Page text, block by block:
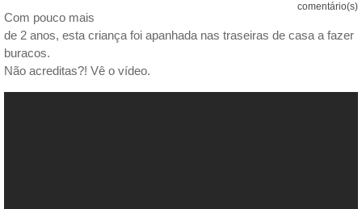
comentário(s)
Com pouco mais
de 2 anos, esta criança foi apanhada nas traseiras de casa a fazer
buracos.
Não acreditas?! Vê o vídeo.